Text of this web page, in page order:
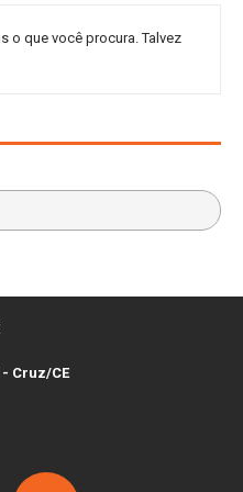
o que você procura. Talvez
Cruz/CE